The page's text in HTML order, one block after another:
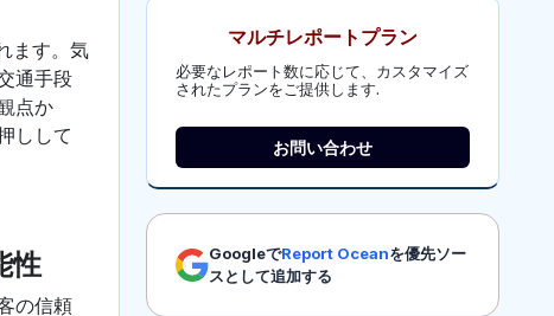
ます。気
通手段
点か
しして
性
の信頼
マルチレポートプラン
必要なレポート数に応じて、カスタマイズ
されたプランをご提供します.
お問い合わせ
GoogleでReport Oceanを優先ソー
スとして追加する